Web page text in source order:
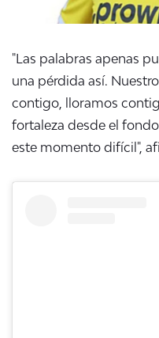
"Las palabras apenas
una pérdida así.
contigo, lloramos
fortaleza desde el
este momento difícil",